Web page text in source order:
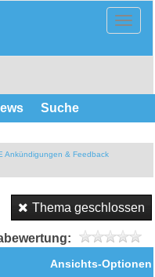
Suche
Ankündigungen & Feedback
Thema geschlossen
Ansichts-Optionen